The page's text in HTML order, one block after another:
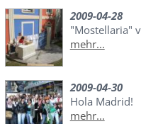
2009-04-28
"Mostellaria"
mehr...
2009-04-30
Hola Madrid!
mehr...